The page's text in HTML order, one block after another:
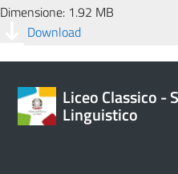
Dimensione: 1.92 MB
Download
Liceo Classico -
Linguistico